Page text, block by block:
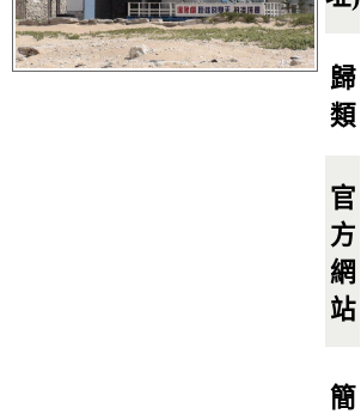
歸
類
官
方
網
站
簡